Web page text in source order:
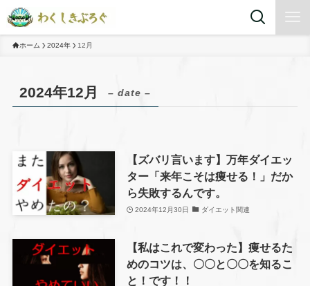
ホーム 2024年 12月
2024年12月 – date –
【ズバリ言います】万年ダイエッ
ター「来年こそは痩せる！」だか
ら失敗するんです。
2024年12月30日 ダイエット関連
【私はこれで変わった】痩せるた
めのコツは、〇〇と〇〇を知るこ
と！です！！